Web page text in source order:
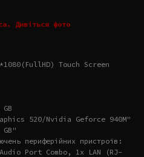
Дивіться фото
Touch Screen
520/Nvidia Geforce 940M"
периферійних пристроїв:
Port Combo, 1x LAN (RJ-